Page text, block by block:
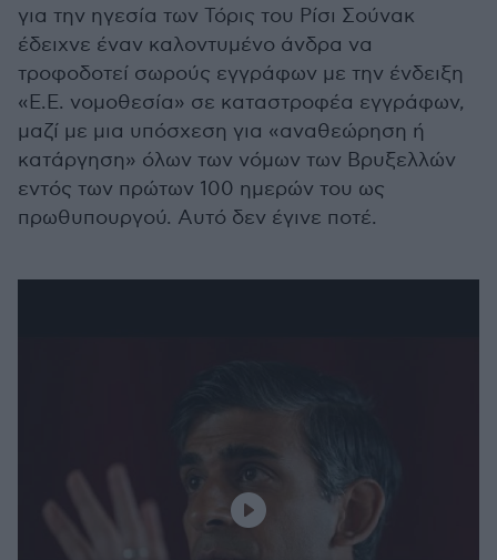
για την ηγεσία των Τόρις του Ρίσι Σούνακ
έδειχνε έναν καλοντυμένο άνδρα να
τροφοδοτεί σωρούς εγγράφων με την ένδειξη
«Ε.Ε. νομοθεσία» σε καταστροφέα εγγράφων,
μαζί με μια υπόσχεση για «αναθεώρηση ή
κατάργηση» όλων των νόμων των Βρυξελλών
εντός των πρώτων 100 ημερών του ως
πρωθυπουργού. Αυτό δεν έγινε ποτέ.